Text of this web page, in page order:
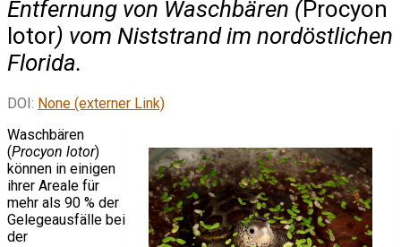
Entfernung von Waschbären (Procyon
lotor) vom Niststrand im nordöstlichen
Florida.
DOI: None (externer Link)
Waschbären
(Procyon lotor)
können in einigen
ihrer Areale für
mehr als 90 % der
Gelegeausfälle bei
der